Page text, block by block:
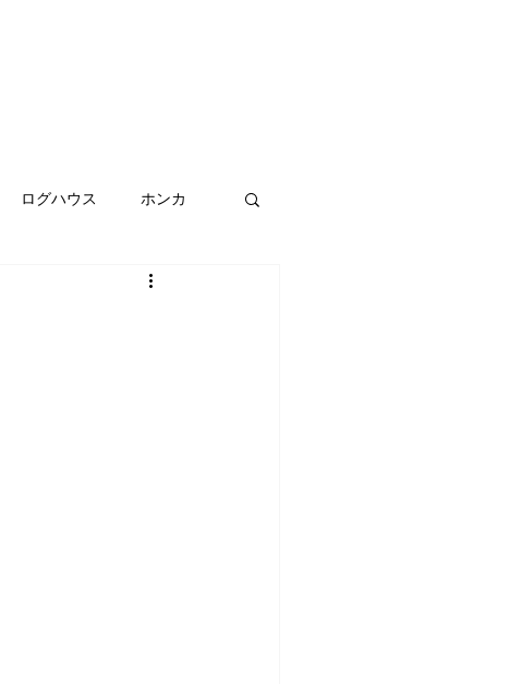
ログハウス ホンカ
メンテナンス